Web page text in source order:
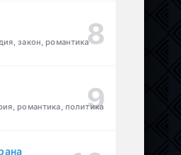
закон, романтика
романтика, политика